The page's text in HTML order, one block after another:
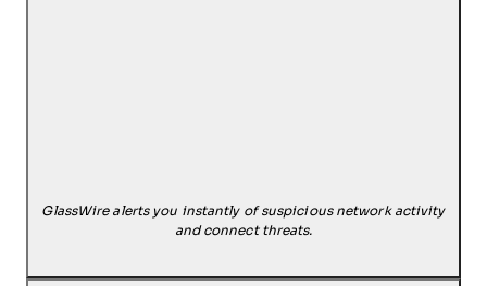
GlassWire alerts you instantly of suspicious network activity
and connect threats.